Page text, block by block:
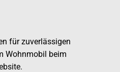
für zuverlässigen
Wohnmobil beim